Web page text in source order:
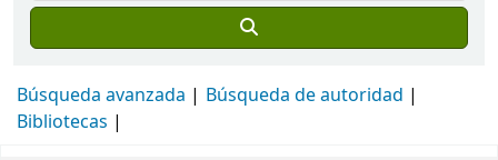
Búsqueda avanzada
Búsqueda de autoridad
Bibliotecas